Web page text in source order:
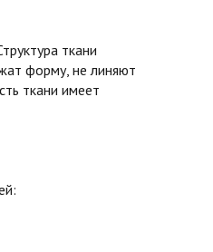
ткани
форму, не линяют
ткани имеет